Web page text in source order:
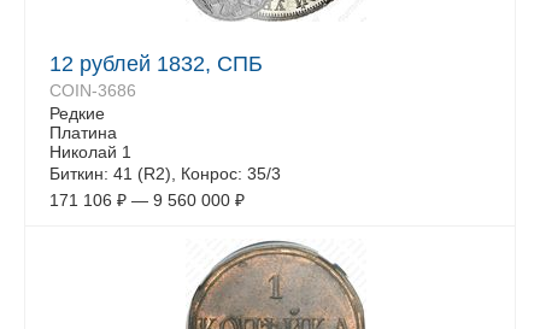
12 рублей 1832, СПБ
COIN-3686
Редкие
Платина
Николай 1
Биткин: 41 (R2), Конрос: 35/3
171 106 ₽ — 9 560 000 ₽